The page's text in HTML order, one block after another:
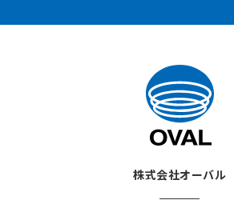
株式会社オーバル